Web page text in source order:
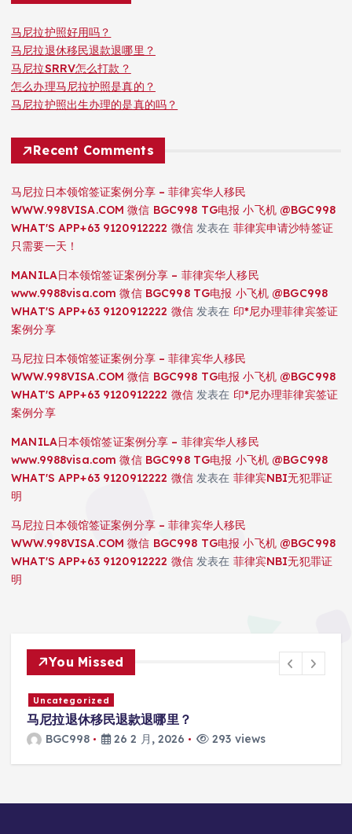
马尼拉护照好用吗？
马尼拉退休移民退款退哪里？
马尼拉SRRV怎么打款？
怎么办理马尼拉护照是真的？
马尼拉护照出生办理的是真的吗？
Recent Comments
马尼拉日本领馆签证案例分享 – 菲律宾华人移民
WWW.998VISA.COM 微信 BGC998 TG电报 小飞机 @BGC998
WHAT'S APP+63 9120912222 微信发表在 菲律宾申请沙特签证
只需要一天！
MANILA日本领馆签证案例分享 – 菲律宾华人移民
www.9988visa.com 微信 BGC998 TG电报 小飞机 @BGC998
WHAT'S APP+63 9120912222 微信发表在 印*尼办理菲律宾签证
案例分享
马尼拉日本领馆签证案例分享 – 菲律宾华人移民
WWW.998VISA.COM 微信 BGC998 TG电报 小飞机 @BGC998
WHAT'S APP+63 9120912222 微信发表在 印*尼办理菲律宾签证
案例分享
MANILA日本领馆签证案例分享 – 菲律宾华人移民
www.9988visa.com 微信 BGC998 TG电报 小飞机 @BGC998
WHAT'S APP+63 9120912222 微信发表在 菲律宾NBI无犯罪证
明
马尼拉日本领馆签证案例分享 – 菲律宾华人移民
WWW.998VISA.COM 微信 BGC998 TG电报 小飞机 @BGC998
WHAT'S APP+63 9120912222 微信发表在 菲律宾NBI无犯罪证
明
You Missed
Uncategorized
马尼拉退休移民退款退哪里？
BGC998 26 2 月, 2026 293 views